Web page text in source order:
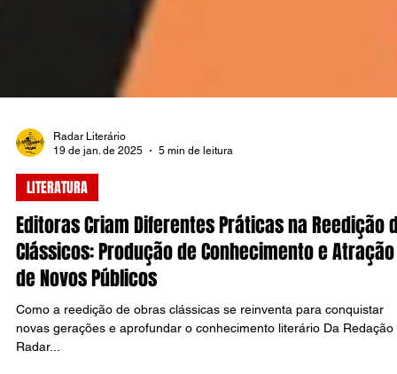
Radar Literário
19 de jan. de 2025
5 min de leitura
LITERATURA
Editoras Criam Diferentes Práticas na Reedição
Clássicos: Produção de Conhecimento e Atração
de Novos Públicos